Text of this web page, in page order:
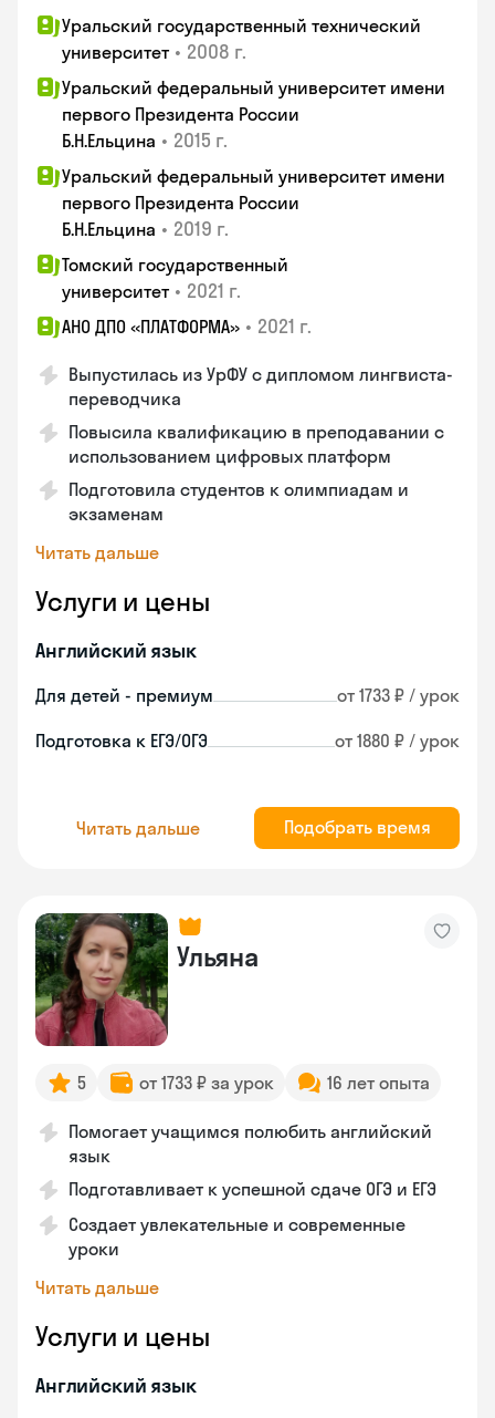
Уральский государственный технический
университет • 2008 г.
Уральский федеральный университет имени
первого Президента России
Б.Н.Ельцина • 2015 г.
Уральский федеральный университет имени
первого Президента России
Б.Н.Ельцина • 2019 г.
Томский государственный
университет • 2021 г.
АНО ДПО «ПЛАТФОРМА» • 2021 г.
Выпустилась из УрФУ с дипломом лингвиста-
переводчика
Повысила квалификацию в преподавании с
использованием цифровых платформ
Подготовила студентов к олимпиадам и
экзаменам
Читать дальше
Услуги и цены
Английский язык
Для детей - премиум от 1733 ₽ / урок
Подготовка к ЕГЭ/ОГЭ от 1880 ₽ / урок
Читать дальше Подобрать время
Ульяна
5 от 1733 ₽ за урок 16 лет опыта
Помогает учащимся полюбить английский
язык
Подготавливает к успешной сдаче ОГЭ и ЕГЭ
Создает увлекательные и современные
уроки
Читать дальше
Услуги и цены
Английский язык